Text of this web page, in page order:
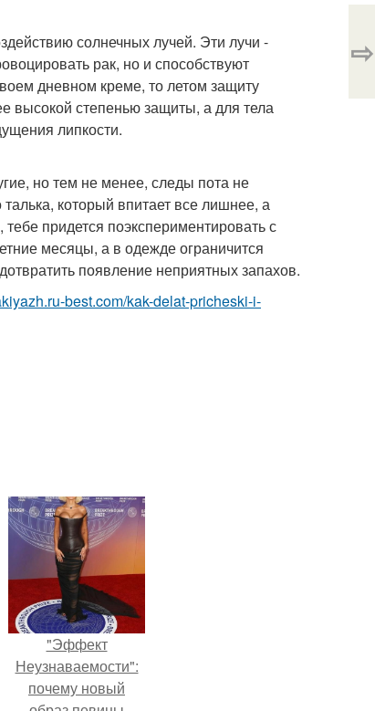
солнечных лучей. Эти лучи -
рак, но и способствуют
дневном креме, то летом защиту
высокой степенью защиты, а для тела
липкости.
но тем не менее, следы пота не
который впитает все лишнее, а
придется поэкспериментировать с
месяцы, а в одежде ограничится
появление неприятных запахов.
best.com/kak-delat-pricheski-i-
⇨
"Эффект
Неузнаваемости":
почему новый